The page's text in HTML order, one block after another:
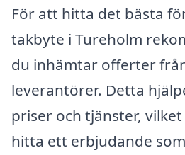
För att hitta det bästa
takbyte i Tureholm
du inhämtar offerter
leverantörer. Detta
priser och tjänster,
hitta ett erbjudande